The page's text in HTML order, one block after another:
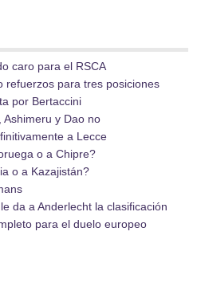
caro para el RSCA
refuerzos para tres posiciones
por Bertaccini
Ashimeru y Dao no
a Lecce
o a Chipre?
o a Kazajistán?
da a Anderlecht la clasificación
para el duelo europeo